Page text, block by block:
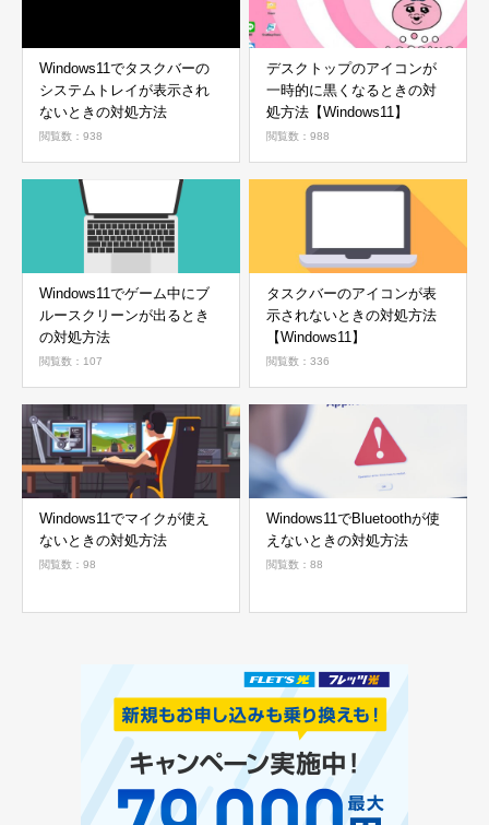
Windows11でタスクバーの
システムトレイが表示され
ないときの対処方法
閲覧数：938
デスクトップのアイコンが
一時的に黒くなるときの対
処方法【Windows11】
閲覧数：988
Windows11でゲーム中にブ
ルースクリーンが出るとき
の対処方法
閲覧数：107
タスクバーのアイコンが表
示されないときの対処方法
【Windows11】
閲覧数：336
Windows11でマイクが使え
ないときの対処方法
閲覧数：98
Windows11でBluetoothが使
えないときの対処方法
閲覧数：88